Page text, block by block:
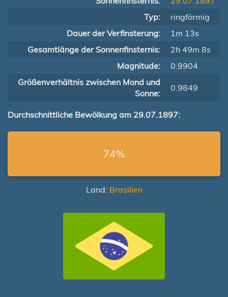
Typ:
ringförmig
Dauer der Verfinsterung:
1m 13s
Gesamtlänge der Sonnenfinsternis:
2h 49m 8s
Magnitude:
0.9904
Größenverhältnis zwischen Mond und
Sonne:
0.9849
Durchschnittliche Bewölkung am 29.07.1897:
74%
Land: Brasilien